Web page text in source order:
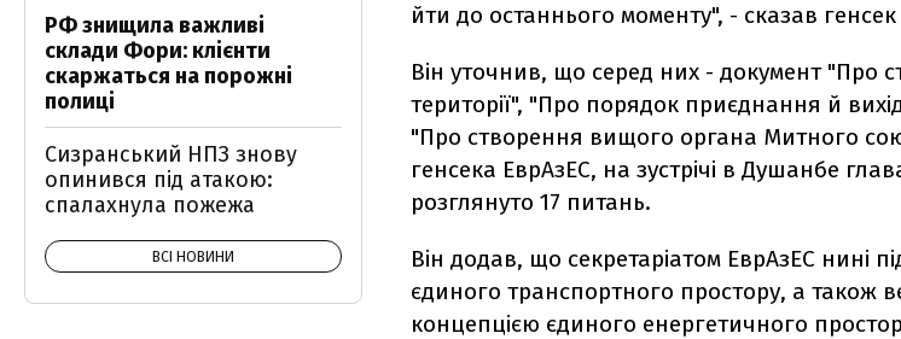
йти до останнього моменту", - сказав
Він уточнив, що серед них - документ "Про
території", "Про порядок приєднання й
"Про створення вищого органа Митного
генсека ЕврАзЕС, на зустрічі в Душанбе
розглянуто 17 питань.
Він додав, що секретаріатом ЕврАзЕС нині
єдиного транспортного простору, а також
концепцією єдиного енергетичного
РФ знищила важливі
склади Фори: клієнти
скаржаться на порожні
полиці
Сизранський НПЗ знову
опинився під атакою:
спалахнула пожежа
ВСІ НОВИНИ